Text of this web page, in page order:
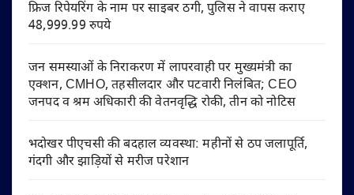
फ्रिज रिपेयरिंग के नाम पर साइबर ठगी, पुलिस ने वापस कराए
48,999.99 रुपये
जन समस्याओं के निराकरण में लापरवाही पर मुख्यमंत्री का
एक्शन, CMHO, तहसीलदार और पटवारी निलंबित; CEO
जनपद व श्रम अधिकारी की वेतनवृद्धि रोकी, तीन को नोटिस
भदोखर पीएचसी की बदहाल व्यवस्था: महीनों से ठप जलापूर्ति,
गंदगी और झाड़ियों से मरीज परेशान